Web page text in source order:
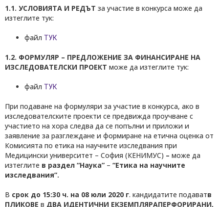
1.1. УСЛОВИЯТА И РЕДЪТ за участие в конкурса може да
изтеглите тук:
файл ТУК
1.2. ФОРМУЛЯР – ПРЕДЛОЖЕНИЕ ЗА ФИНАНСИРАНЕ НА
ИЗСЛЕДОВАТЕЛСКИ ПРОЕКТ може да изтеглите тук:
файл ТУК
При подаване на формуляри за участие в конкурса, ако в
изследователските проекти се предвижда проучване с
участието на хора следва да се попълни и приложи и
заявление за разглеждане и формиране на етична оценка от
Комисията по етика на научните изследвания при
Медицински университет – София (КЕНИМУС) – може да
изтеглите в раздел “Наука” – “Етика на научните
изследвания”.
В срок до 15:30 ч. на 08 юли 2020 г. кандидатите подаватв
ПЛИКОВЕ в ДВА ИДЕНТИЧНИ ЕКЗЕМПЛЯРАПЕРФОРИРАНИ,